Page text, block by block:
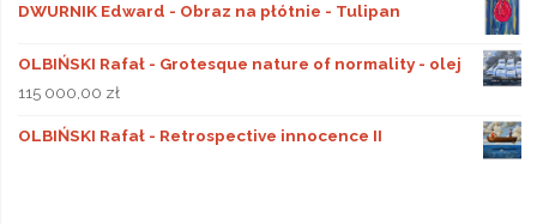
DWURNIK Edward - Obraz na płótnie - Tulipan
OLBIŃSKI Rafał - Grotesque nature of normality - olej
115 000,00 zł
OLBIŃSKI Rafał - Retrospective innocence II